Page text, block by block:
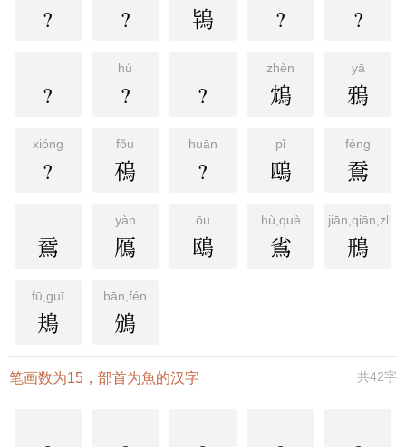
? ? 鴇 ? ?
?
hú
? ?
zhèn
鴆
yā
鴉
xióng
?
fǒu
鴀
huān
?
pǐ
鴄
fèng
鴌
䲶
yàn
鴈
ōu
鴎
hù,què
䲵 鳽
fū,guī
鳺
bān,fén
鳻
共42字
笔画数为15，部首为魚的汉字